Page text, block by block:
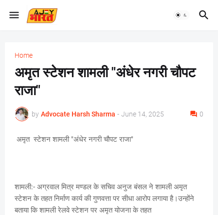
Home
अमृत स्टेशन शामली "अंधेर नगरी चौपट
राजा"
by Advocate Harsh Sharma - June 14, 2025 0
अमृत स्टेशन शामली "अंधेर नगरी चौपट राजा"
शामली:- अग्रवाल मित्र मण्डल के सचिव अनुज बंसल ने शामली अमृत
स्टेशन के तहत निर्माण कार्य की गुणवत्ता पर सीधा आरोप लगाया है।उन्होंने
बताया कि शामली रेलवे स्टेशन पर अमृत योजना के तहत